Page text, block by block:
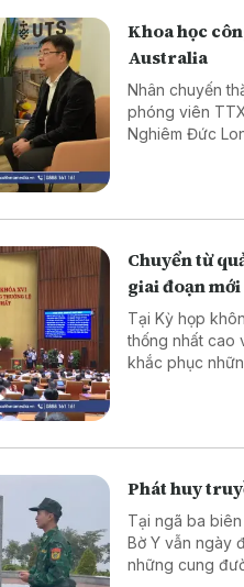
Khoa học
Australia
Nhân chuyến
phóng viên
Nghiêm Đức
Chuyển từ
giai đoạn mới
Tại Kỳ họp
thống nhất cao
khắc phục
Phát huy
Tại ngã ba
Bờ Y vẫn ngày
những cung